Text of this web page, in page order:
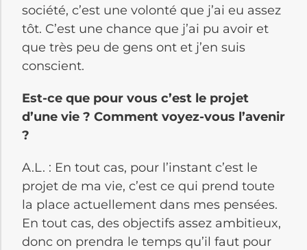
société, c’est une volonté que j’ai eu assez
tôt. C’est une chance que j’ai pu avoir et
que très peu de gens ont et j’en suis
conscient.
Est-ce que pour vous c’est le projet
d’une vie ? Comment voyez-vous l’avenir
?
A.L. : En tout cas, pour l’instant c’est le
projet de ma vie, c’est ce qui prend toute
la place actuellement dans mes pensées.
En tout cas, des objectifs assez ambitieux,
donc on prendra le temps qu’il faut pour